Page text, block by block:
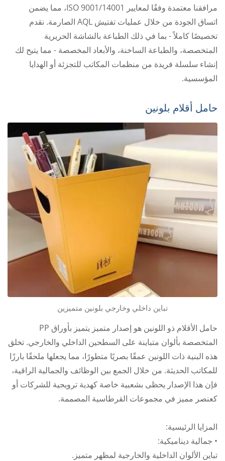
مرافقنا معتمدة وفقًا لمعايير ISO 9001/14001، مما يضمن
اتساق الجودة من خلال عمليات تفتيش AQL الصارمة. نقدم
تخصيصًا كاملاً - بما في ذلك الطباعة بالشاشة الحريرية
المتخصصة، والطباعة الساخنة، والأبعاد المخصصة - مما يتيح لك
إنشاء سلسلة فريدة من منظمات المكاتب للتجزئة أو الهدايا
المؤسسية.
حامل أقلام بلونين
تباين داخلي وخارجي بلونين متميزين
حامل الأقلام ذو اللونين هو إصدار متميز يتميز بأوراق PP
المتخصصة بألوان متباينة على السطحين الداخلي والخارجي. تخلق
هذه البنية ذات اللونين عمقًا بصريًا متطورًا، مما يجعلها ملحقًا بارزًا
للمكاتب الحديثة. من خلال الجمع بين الوظائف والجمالية الراقية،
فإن هذا الإصدار يحظى بشعبية خاصة كهدية ترويجية للشركات أو
كعنصر مميز في مجموعات القرطاسية المصممة.
المزايا الرئيسية:
• جمالية ديناميكية:
تباين الألوان الداخلية والخارجية لمظهر متميز.